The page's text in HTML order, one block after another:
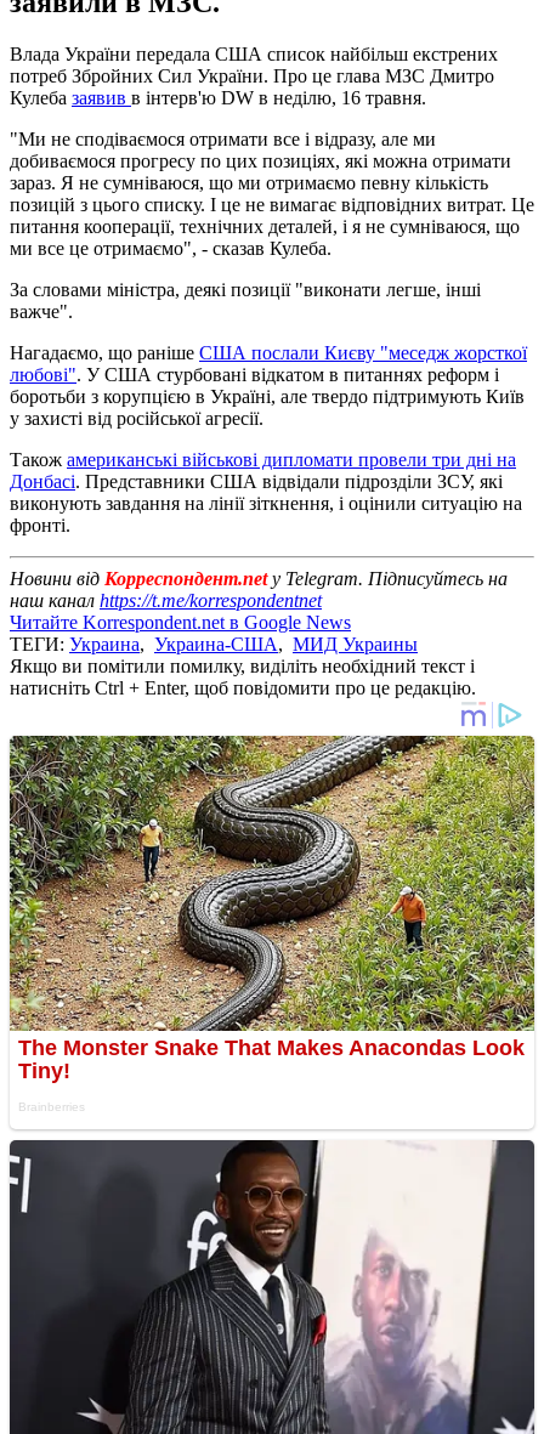
Влада України передала США список найбільш екстрених
потреб Збройних Сил України. Про це глава МЗС Дмитро
Кулеба заявив в інтерв'ю DW в неділю, 16 травня.
"Ми не сподіваємося отримати все і відразу, але ми
добиваємося прогресу по цих позиціях, які можна отримати
зараз. Я не сумніваюся, що ми отримаємо певну кількість
позицій з цього списку. І це не вимагає відповідних витрат. Це
питання кооперації, технічних деталей, і я не сумніваюся, що
ми все це отримаємо", - сказав Кулеба.
За словами міністра, деякі позиції "виконати легше, інші
важче".
Нагадаємо, що раніше США послали Києву "меседж жорсткої
любові". У США стурбовані відкатом в питаннях реформ і
боротьби з корупцією в Україні, але твердо підтримують Київ
у захисті від російської агресії.
Також американські військові дипломати провели три дні на
Донбасі. Представники США відвідали підрозділи ЗСУ, які
виконують завдання на лінії зіткнення, і оцінили ситуацію на
фронті.
Новини від Корреспондент.netу Telegram. Підписуйтесь на
наш канал https://t.me/korrespondentnet
Читайте Korrespondent.net в Google News
ТЕГИ: Украина, Украина-США, МИД Украины
Якщо ви помітили помилку, виділіть необхідний текст і
натисніть Ctrl + Enter, щоб повідомити про це редакцію.